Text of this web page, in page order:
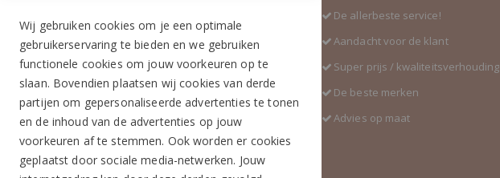
Industrieweg 3 GH
5688 DP Oirschot
Telefoon:
+31 (0)499 377 311
WhatsApp:
+31 (0)6 291 00 419 (nieuw nummer)
E-mail:
De allerbeste service!
Aandacht voor de klant
Super prijs / kwaliteitsverhouding
De beste merken
Advies op maat
Wij gebruiken cookies om je een optimale
gebruikerservaring te bieden en we gebruiken
functionele cookies om jouw voorkeuren op te
slaan. Bovendien plaatsen wij cookies van derde
partijen om gepersonaliseerde advertenties te tonen
en de inhoud van de advertenties op jouw
voorkeuren af te stemmen. Ook worden er cookies
geplaatst door sociale media-netwerken. Jouw